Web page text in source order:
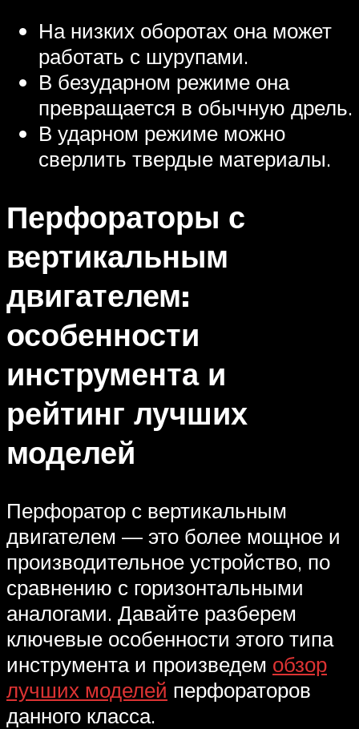
На низких оборотах она может
работать с шурупами.
В безударном режиме она
превращается в обычную дрель.
В ударном режиме можно
сверлить твердые материалы.
Перфораторы с
вертикальным
двигателем:
особенности
инструмента и
рейтинг лучших
моделей
Перфоратор с вертикальным
двигателем — это более мощное и
производительное устройство, по
сравнению с горизонтальными
аналогами. Давайте разберем
ключевые особенности этого типа
инструмента и произведем обзор
лучших моделей перфораторов
данного класса.